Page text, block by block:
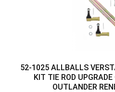
52-1025 ALLBALLS
KIT TIE ROD
OUTLANDER